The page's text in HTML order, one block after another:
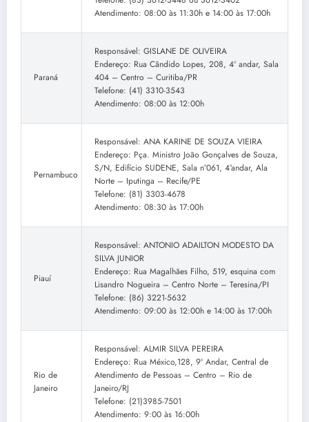
Atendimento: 08:00 às 11:30h e 14:00 às 17:00h
Paraná
Responsável: GISLANE DE OLIVEIRA
Endereço: Rua Cândido Lopes, 208, 4º andar, Sala
404 – Centro – Curitiba/PR
Telefone: (41) 3310-3543
Atendimento: 08:00 às 12:00h
Pernambuco
Responsável: ANA KARINE DE SOUZA VIEIRA
Endereço: Pça. Ministro João Gonçalves de Souza,
S/N, Edifício SUDENE, Sala n°061, 4°andar, Ala
Norte – Iputinga – Recife/PE
Telefone: (81) 3303-4678
Atendimento: 08:30 às 17:00h
Piauí
Responsável: ANTONIO ADAILTON MODESTO DA
SILVA JUNIOR
Endereço: Rua Magalhães Filho, 519, esquina com
Lisandro Nogueira – Centro Norte – Teresina/PI
Telefone: (86) 3221-5632
Atendimento: 09:00 às 12:00h e 14:00 às 17:00h
Rio de
Janeiro
Responsável: ALMIR SILVA PEREIRA
Endereço: Rua México,128, 9º Andar, Central de
Atendimento de Pessoas – Centro – Rio de
Janeiro/RJ
Telefone: (21)3985-7501
Atendimento: 9:00 às 16:00h